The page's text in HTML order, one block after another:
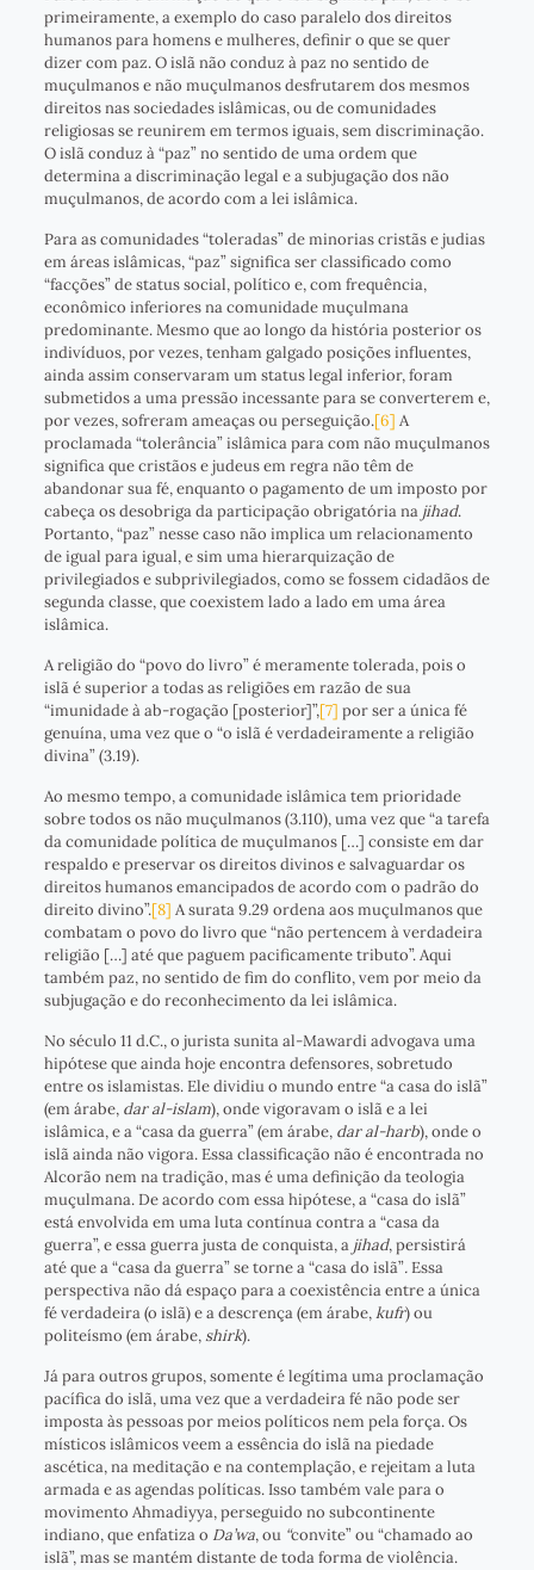
primeiramente, a exemplo do caso paralelo dos direitos
humanos para homens e mulheres, definir o que se quer
dizer com paz. O islã não conduz à paz no sentido de
muçulmanos e não muçulmanos desfrutarem dos mesmos
direitos nas sociedades islâmicas, ou de comunidades
religiosas se reunirem em termos iguais, sem discriminação.
O islã conduz à “paz” no sentido de uma ordem que
determina a discriminação legal e a subjugação dos não
muçulmanos, de acordo com a lei islâmica.
Para as comunidades “toleradas” de minorias cristãs e judias
em áreas islâmicas, “paz” significa ser classificado como
“facções” de status social, político e, com frequência,
econômico inferiores na comunidade muçulmana
predominante. Mesmo que ao longo da história posterior os
indivíduos, por vezes, tenham galgado posições influentes,
ainda assim conservaram um status legal inferior, foram
submetidos a uma pressão incessante para se converterem e,
por vezes, sofreram ameaças ou perseguição.[6] A
proclamada “tolerância” islâmica para com não muçulmanos
significa que cristãos e judeus em regra não têm de
abandonar sua fé, enquanto o pagamento de um imposto por
cabeça os desobriga da participação obrigatória na jihad.
Portanto, “paz” nesse caso não implica um relacionamento
de igual para igual, e sim uma hierarquização de
privilegiados e subprivilegiados, como se fossem cidadãos de
segunda classe, que coexistem lado a lado em uma área
islâmica.
A religião do “povo do livro” é meramente tolerada, pois o
islã é superior a todas as religiões em razão de sua
“imunidade à ab-rogação [posterior]”,[7] por ser a única fé
genuína, uma vez que o “o islã é verdadeiramente a religião
divina” (3.19).
Ao mesmo tempo, a comunidade islâmica tem prioridade
sobre todos os não muçulmanos (3.110), uma vez que “a tarefa
da comunidade política de muçulmanos […] consiste em dar
respaldo e preservar os direitos divinos e salvaguardar os
direitos humanos emancipados de acordo com o padrão do
direito divino”.[8] A surata 9.29 ordena aos muçulmanos que
combatam o povo do livro que “não pertencem à verdadeira
religião […] até que paguem pacificamente tributo”. Aqui
também paz, no sentido de fim do conflito, vem por meio da
subjugação e do reconhecimento da lei islâmica.
No século 11 d.C., o jurista sunita al-Mawardi advogava uma
hipótese que ainda hoje encontra defensores, sobretudo
entre os islamistas. Ele dividiu o mundo entre “a casa do islã”
(em árabe, dar al-islam), onde vigoravam o islã e a lei
islâmica, e a “casa da guerra” (em árabe, dar al-harb), onde o
islã ainda não vigora. Essa classificação não é encontrada no
Alcorão nem na tradição, mas é uma definição da teologia
muçulmana. De acordo com essa hipótese, a “casa do islã”
está envolvida em uma luta contínua contra a “casa da
guerra”, e essa guerra justa de conquista, a jihad, persistirá
até que a “casa da guerra” se torne a “casa do islã”.Essa
perspectiva não dá espaço para a coexistência entre a única
fé verdadeira (o islã) e a descrença (em árabe,kufr) ou
politeísmo (em árabe,shirk).
Já para outros grupos, somente é legítima uma proclamação
pacífica do islã, uma vez que a verdadeira fé não pode ser
imposta às pessoas por meios políticos nem pela força. Os
místicos islâmicos veem a essência do islã na piedade
ascética, na meditação e na contemplação, e rejeitam a luta
armada e as agendas políticas. Isso também vale para o
movimento Ahmadiyya, perseguido no subcontinente
indiano, que enfatiza o Da’wa, ou “convite” ou “chamado ao
islã”, mas se mantém distante de toda forma de violência.